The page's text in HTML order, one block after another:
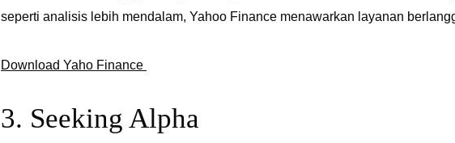
seperti analisis lebih mendalam, Yahoo Finance menawarkan layanan
Download Yaho Finance
3. Seeking Alpha